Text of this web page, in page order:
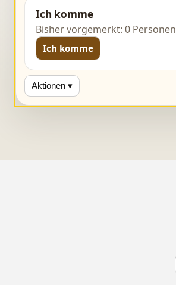
Ich komme
Bisher vorgemerkt: 0 Personen
Ich komme
Aktionen ▾